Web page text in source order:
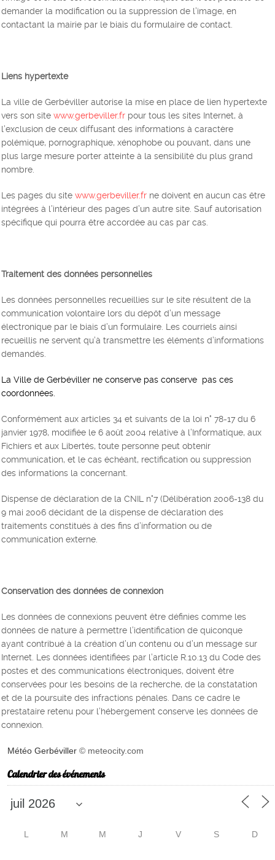
demander la modification ou la suppression de l’image, en
contactant la mairie par le biais du formulaire de contact.
Liens hypertexte
La ville de Gerbéviller autorise la mise en place de lien hypertexte
vers son sitewww.gerbeviller.fr pour tous les sites Internet, à
l’exclusion de ceux diffusant des informations à caractère
polémique, pornographique, xénophobe ou pouvant, dans une
plus large mesure porter atteinte à la sensibilité du plus grand
nombre.
Les pages du sitewww.gerbeviller.fr ne doivent en aucun cas être
intégrées à l’intérieur des pages d’un autre site. Sauf autorisation
spécifique qui pourra être accordée au cas par cas.
Traitement des données personnelles
Les données personnelles recueillies sur le site résultent de la
communication volontaire lors du dépôt d’un message
électronique par le biais d’un formulaire. Les courriels ainsi
recueillis ne servent qu’à transmettre les éléments d’informations
demandés.
La Ville de Gerbéviller ne conserve pas conserve pas ces
coordonnées.
Conformément aux articles 34 et suivants de la loi n° 78-17 du 6
janvier 1978, modifiée le 6 août 2004 relative à l’Informatique, aux
Fichiers et aux Libertés, toute personne peut obtenir
communication, et le cas échéant, rectification ou suppression
des informations la concernant.
Dispense de déclaration de la CNIL n°7 (Délibération 2006-138 du
9 mai 2006 décidant de la dispense de déclaration des
traitements constitués à des fins d’information ou de
communication externe.
Conservation des données de connexion
Les données de connexions peuvent être définies comme les
données de nature à permettre l’identification de quiconque
ayant contribué à la création d’un contenu ou d’un message sur
Internet. Les données identifiées par l’article R.10.13 du Code des
postes et des communications électroniques, doivent être
conservées pour les besoins de la recherche, de la constatation
et de la poursuite des infractions pénales. Dans ce cadre le
prestataire retenu pour l’hébergement conserve les données de
connexion.
Météo Gerbéviller © meteocity.com
Calendrier des événements
L M M J V S D